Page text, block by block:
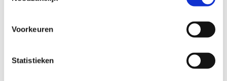
Voorkeuren
Statistieken